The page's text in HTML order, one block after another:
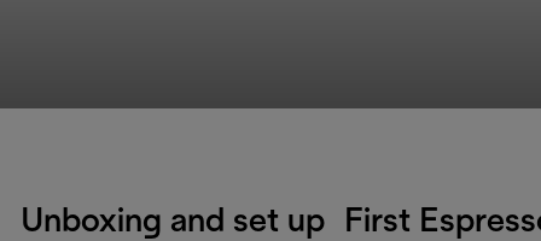
Unboxing and set up
First